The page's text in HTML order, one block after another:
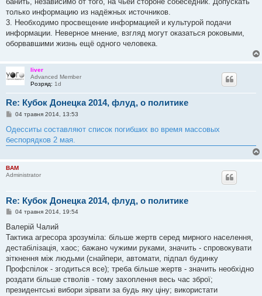
л
е
н
я
только информацию из надёжных источников.
3. Необходимо просвещение информацией и культурой подачи
информации. Неверное мнение, взгляд могут оказаться роковыми,
оборвавшими жизнь ещё одного человека.
liver
Advanced Member
Розряд: 1d
Re: Кубок Донецка 2014, флуд, о политике
П
в
і
д
е
н
04 травня 2014, 13:53
Одесситы составляют список погибших во время массовых
беспорядков 2 мая.
BAM
Administrator
Re: Кубок Донецка 2014, флуд, о политике
П
в
д
о
л
е
н
я
04 травня 2014, 19:54
Валерій Чалий
Тактика агресора зрозуміла: більше жертв серед мирного населення,
дестабілізація, хаос; бажано чужими руками, значить - спровокувати
зіткнення між людьми (снайпери, автомати, підпал будинку
Профспілок - згодиться все); треба більше жертв - значить необхідно
роздати більше стволів - тому захоплення весь час зброї;
президентські вибори зірвати за будь яку ціну; використати